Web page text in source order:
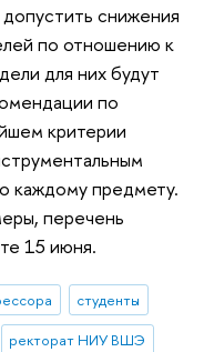
снижения
по отношению к
для них будут
по
критерии
каждому предмету.
перечень
15 июня.
студенты
ректорат НИУ ВШЭ